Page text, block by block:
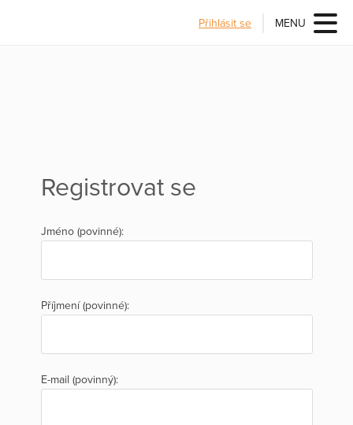
Přihlásit se MENU
Registrovat se
Jméno (povinné):
Příjmení (povinné):
E-mail (povinný):